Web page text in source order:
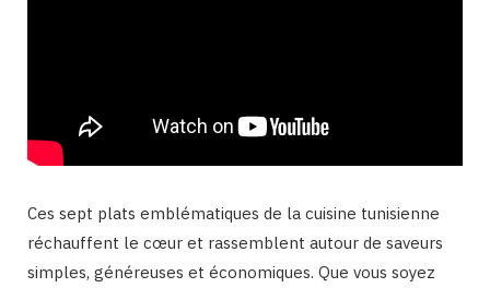
Ces sept plats emblématiques de la cuisine tunisienne
réchauffent le cœur et rassemblent autour de saveurs
simples, généreuses et économiques. Que vous soyez